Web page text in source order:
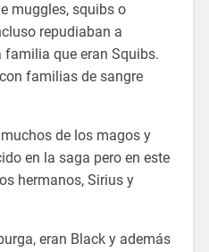
muggles, squibs o
repudiaban a
que eran Squibs.
familias de sangre
de los magos y
en la saga pero en este
hermanos, Sirius y
eran Black y además